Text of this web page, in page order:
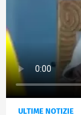
ULTIME NOTIZIE